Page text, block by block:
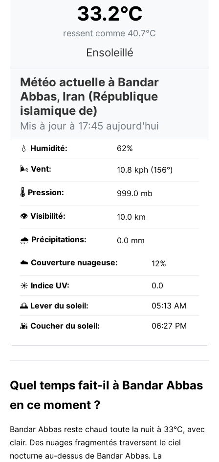
33.2°C
ressent comme 40.7°C
Ensoleillé
Météo actuelle à Bandar
Abbas, Iran (République
islamique de)
Mis à jour à 17:45 aujourd'hui
💧 Humidité: 62%
🌬️ Vent: 10.8 kph (156°)
🌡️ Pression: 999.0 mb
👁️ Visibilité: 10.0 km
🌧️ Précipitations: 0.0 mm
☁️ Couverture nuageuse: 12%
☀️ Indice UV: 0.0
🌅 Lever du soleil: 05:13 AM
🌇 Coucher du soleil: 06:27 PM
Quel temps fait-il à Bandar Abbas
en ce moment ?
Bandar Abbas reste chaud toute la nuit à 33°C, avec
clair. Des nuages fragmentés traversent le ciel
nocturne au-dessus de Bandar Abbas. La